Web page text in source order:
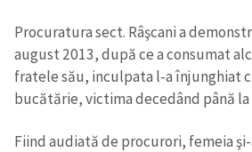
Procuratura sect. Râşcani a
august 2013, după ce a consumat
fratele său, inculpata l-a înjunghiat
bucătărie, victima decedând până la
Fiind audiată de procurori, femeia